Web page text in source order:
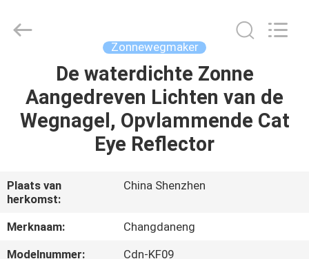
PRODUCTEN
ONS
FABRIEKSRONDLEIDING
Ltd..
Zonnewegmaker
De waterdichte Zonne
Aangedreven Lichten van de
Wegnagel, Opvlammende Cat
Eye Reflector
Plaats van
herkomst:
China Shenzhen
Merknaam:
Changdaneng
Modelnummer:
Cdn-KF09